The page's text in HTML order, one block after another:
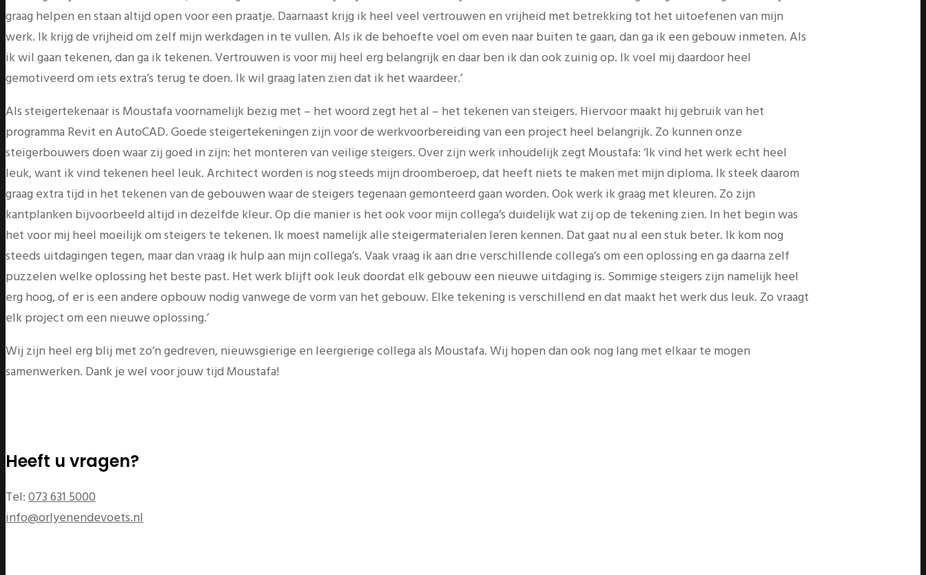
graag helpen en staan altijd open voor een praatje. Daarnaast krijg ik heel veel vertrouwen en vrijheid met betrekking tot het uitoefenen van mijn
werk. Ik krijg de vrijheid om zelf mijn werkdagen in te vullen. Als ik de behoefte voel om even naar buiten te gaan, dan ga ik een gebouw inmeten. Als
ik wil gaan tekenen, dan ga ik tekenen. Vertrouwen is voor mij heel erg belangrijk en daar ben ik dan ook zuinig op. Ik voel mij daardoor heel
gemotiveerd om iets extra’s terug te doen. Ik wil graag laten zien dat ik het waardeer.’
Als steigertekenaar is Moustafa voornamelijk bezig met – het woord zegt het al – het tekenen van steigers. Hiervoor maakt hij gebruik van het
programma Revit en AutoCAD. Goede steigertekeningen zijn voor de werkvoorbereiding van een project heel belangrijk. Zo kunnen onze
steigerbouwers doen waar zij goed in zijn: het monteren van veilige steigers. Over zijn werk inhoudelijk zegt Moustafa: ‘Ik vind het werk echt heel
leuk, want ik vind tekenen heel leuk. Architect worden is nog steeds mijn droomberoep, dat heeft niets te maken met mijn diploma. Ik steek daarom
graag extra tijd in het tekenen van de gebouwen waar de steigers tegenaan gemonteerd gaan worden. Ook werk ik graag met kleuren. Zo zijn
kantplanken bijvoorbeeld altijd in dezelfde kleur. Op die manier is het ook voor mijn collega’s duidelijk wat zij op de tekening zien. In het begin was
het voor mij heel moeilijk om steigers te tekenen. Ik moest namelijk alle steigermaterialen leren kennen. Dat gaat nu al een stuk beter. Ik kom nog
steeds uitdagingen tegen, maar dan vraag ik hulp aan mijn collega’s. Vaak vraag ik aan drie verschillende collega’s om een oplossing en ga daarna zelf
puzzelen welke oplossing het beste past. Het werk blijft ook leuk doordat elk gebouw een nieuwe uitdaging is. Sommige steigers zijn namelijk heel
erg hoog, of er is een andere opbouw nodig vanwege de vorm van het gebouw. Elke tekening is verschillend en dat maakt het werk dus leuk. Zo vraagt
elk project om een nieuwe oplossing.’
Wij zijn heel erg blij met zo’n gedreven, nieuwsgierige en leergierige collega als Moustafa. Wij hopen dan ook nog lang met elkaar te mogen
samenwerken. Dank je wel voor jouw tijd Moustafa!
Heeft u vragen?
Tel:073 631 5000
info@orlyenendevoets.nl